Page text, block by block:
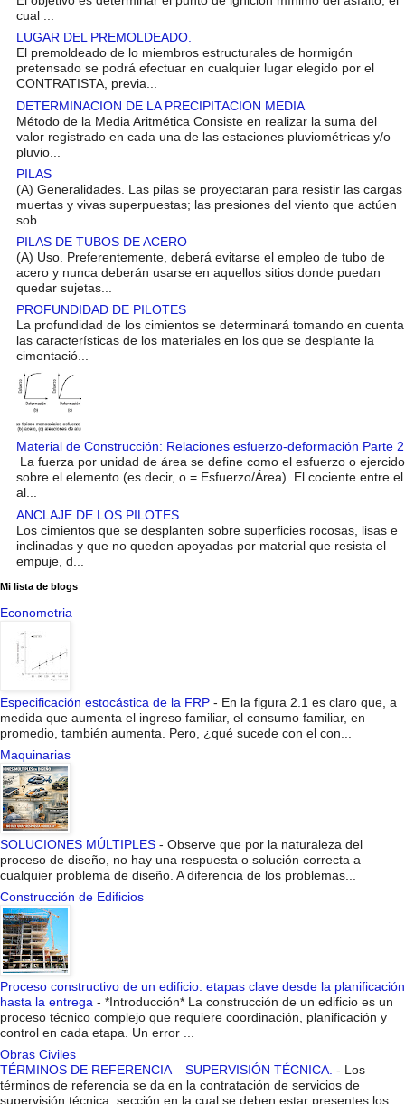
cual ...
LUGAR DEL PREMOLDEADO.
El premoldeado de lo miembros estructurales de hormigón
pretensado se podrá efectuar en cualquier lugar elegido por el
CONTRATISTA, previa...
DETERMINACION DE LA PRECIPITACION MEDIA
Método de la Media Aritmética Consiste en realizar la suma del
valor registrado en cada una de las estaciones pluviométricas y/o
pluvio...
PILAS
(A) Generalidades. Las pilas se proyectaran para resistir las cargas
muertas y vivas superpuestas; las presiones del viento que actúen
sob...
PILAS DE TUBOS DE ACERO
(A) Uso. Preferentemente, deberá evitarse el empleo de tubo de
acero y nunca deberán usarse en aquellos sitios donde puedan
quedar sujetas...
PROFUNDIDAD DE PILOTES
La profundidad de los cimientos se determinará tomando en cuenta
las características de los materiales en los que se desplante la
cimentació...
Material de Construcción: Relaciones esfuerzo-deformación Parte 2
La fuerza por unidad de área se define como el esfuerzo o ejercido
sobre el elemento (es decir, o = Esfuerzo/Área). El cociente entre el
al...
ANCLAJE DE LOS PILOTES
Los cimientos que se desplanten sobre superficies rocosas, lisas e
inclinadas y que no queden apoyadas por material que resista el
empuje, d...
Mi lista de blogs
Econometria
Especificación estocástica de la FRP - En la figura 2.1 es claro que, a
medida que aumenta el ingreso familiar, el consumo familiar, en
promedio, también aumenta. Pero, ¿qué sucede con el con...
Maquinarias
SOLUCIONES MÚLTIPLES - Observe que por la naturaleza del
proceso de diseño, no hay una respuesta o solución correcta a
cualquier problema de diseño. A diferencia de los problemas...
Construcción de Edificios
Proceso constructivo de un edificio: etapas clave desde la planificación
hasta la entrega - *Introducción* La construcción de un edificio es un
proceso técnico complejo que requiere coordinación, planificación y
control en cada etapa. Un error ...
Obras Civiles
TÉRMINOS DE REFERENCIA – SUPERVISIÓN TÉCNICA. - Los
términos de referencia se da en la contratación de servicios de
supervisión técnica, sección en la cual se deben estar presentes los